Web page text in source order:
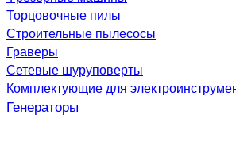
Торцовочные пилы
Строительные пылесосы
Граверы
Сетевые шуруповерты
Комплектующие для
Генераторы